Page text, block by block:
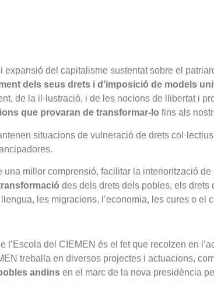
expansió del capitalisme sustentat sobre el
dels seus drets i d’imposició de models
de la il·lustració, i de les nocions de llibertat i
que provaran de transformar-lo fins als
situacions de vulneració de drets
una millor comprensió, facilitar la interiorització
des dels drets dels pobles, els
les migracions, l’economia, les cures o el
del CIEMEN és el fet que recolzen en
treballa en diversos projectes i actuacions,
andins en el marc de la nova presidència